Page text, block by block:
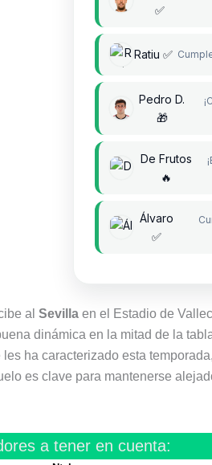
✅
Ratiu ✅
Pedro D.
🎁
De Frutos
🔥
Álvaro
✅
al Sevilla en el Estadio de
dinámica en la mitad de la
ha caracterizado esta
es clave para mantenerse
a tener en cuenta: